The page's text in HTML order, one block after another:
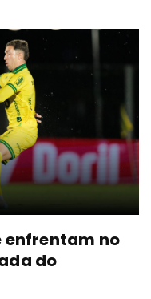
enfrentam no
do